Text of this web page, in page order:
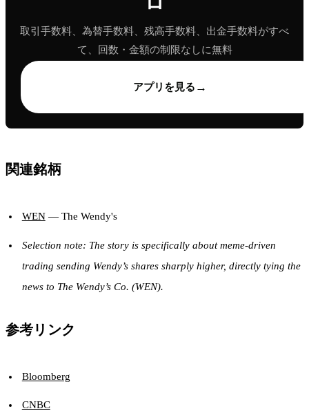
取引手数料、為替手数料、残高手数料、出金手数料がすべ
て、回数・金額の制限なしに無料
アプリを見る →
関連銘柄
WEN— The Wendy's
Selection note: The story is specifically about meme-driven
trading sending Wendy’s shares sharply higher, directly tying the
news to The Wendy’s Co. (WEN).
参考リンク
Bloomberg
CNBC